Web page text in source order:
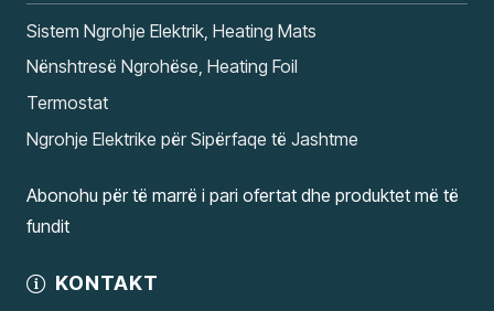
Sistem Ngrohje Elektrik, Heating Mats
Nënshtresë Ngrohëse, Heating Foil
Termostat
Ngrohje Elektrike për Sipërfaqe të Jashtme
Abonohu për të marrë i pari ofertat dhe produktet më të
fundit
KONTAKT